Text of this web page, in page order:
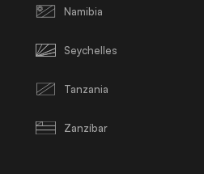
Namibia
Seychelles
Tanzania
Zanzíbar